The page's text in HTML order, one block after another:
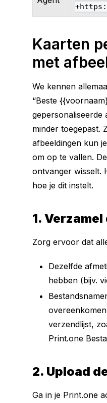
Kaarten
met
We kennen
“Beste
gepersonaliseerde
minder toegepast.
afbeeldingen kun
om op te vallen.
ontvanger wisselt.
hoe je dit instelt.
1.
Zorg ervoor dat
Dezelfde
hebben (bijv.
verzendlijst,
Print.one
2. Upload
Ga in je Print.one